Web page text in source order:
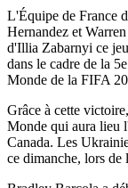
L'Équipe de France
Hernandez et
d'Illia Zabarnyi ce
dans le cadre de la
Monde de la FIFA
Grâce à cette
Monde qui aura lieu
Canada. Les
ce dimanche, lors de